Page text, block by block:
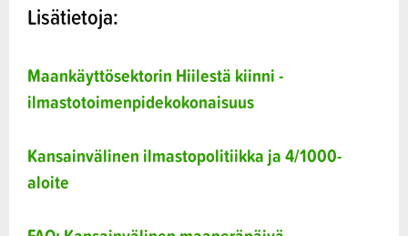
Lisätietoja:
Maankäyttösektorin Hiilestä kiinni -
ilmastotoimenpidekokonaisuus
Kansainvälinen ilmastopolitiikka ja 4/1000-
aloite